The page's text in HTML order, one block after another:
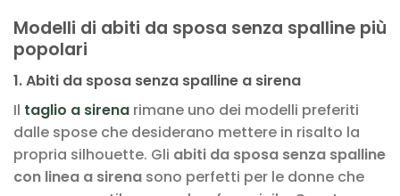
Modelli di abiti da sposa senza spalline più
popolari
1. Abiti da sposa senza spalline a sirena
Il taglio a sirena rimane uno dei modelli preferiti
dalle spose che desiderano mettere in risalto la
propria silhouette. Gli abiti da sposa senza spalline
con linea a sirena sono perfetti per le donne che